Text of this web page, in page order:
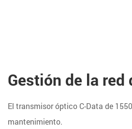
Gestión de la red
El transmisor óptico C-Data de
mantenimiento.